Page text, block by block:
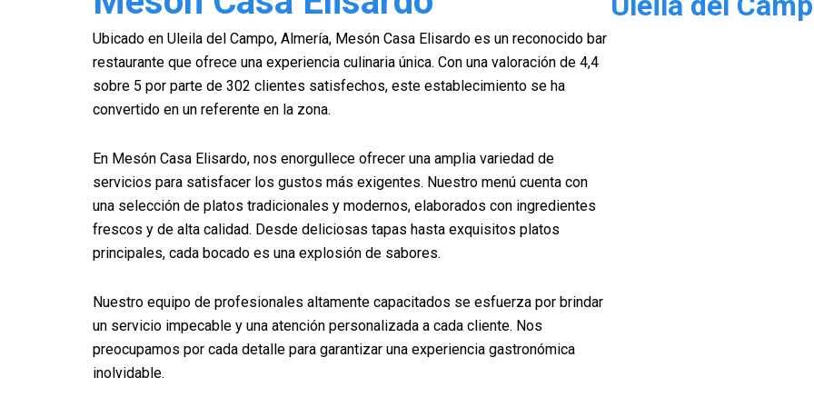
Ubicado en Uleila del Campo, Almería, Mesón Casa Elisardo es un reconocido bar
restaurante que ofrece una experiencia culinaria única. Con una valoración de 4,4
sobre 5 por parte de 302 clientes satisfechos, este establecimiento se ha
convertido en un referente en la zona.
En Mesón Casa Elisardo, nos enorgullece ofrecer una amplia variedad de
servicios para satisfacer los gustos más exigentes. Nuestro menú cuenta con
una selección de platos tradicionales y modernos, elaborados con ingredientes
frescos y de alta calidad. Desde deliciosas tapas hasta exquisitos platos
principales, cada bocado es una explosión de sabores.
Nuestro equipo de profesionales altamente capacitados se esfuerza por brindar
un servicio impecable y una atención personalizada a cada cliente. Nos
preocupamos por cada detalle para garantizar una experiencia gastronómica
inolvidable.